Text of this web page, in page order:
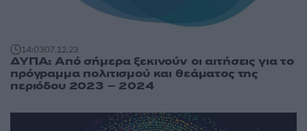
14:0307.12.23
ΔΥΠΑ: Από σήμερα ξεκινούν οι αιτήσεις για το
πρόγραμμα πολιτισμού και θεάματος της
περιόδου 2023 – 2024